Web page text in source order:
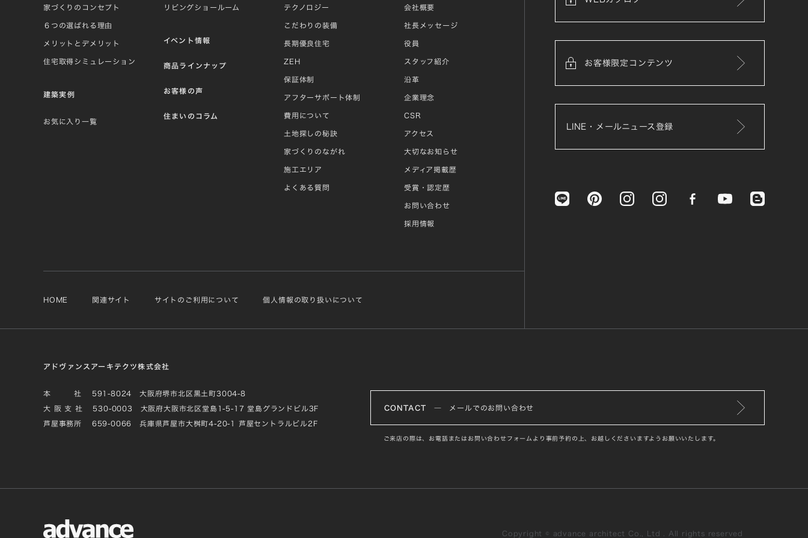
家づくりのコンセプト
６つの選ばれる理由
メリットとデメリット
住宅取得シミュレーション
建築実例
お気に入り一覧
リビングショールーム
イベント情報
商品ラインナップ
お客様の声
住まいのコラム
テクノロジー
こだわりの装備
長期優良住宅
ZEH
保証体制
アフターサポート体制
費用について
土地探しの秘訣
家づくりのながれ
施工エリア
よくある質問
会社概要
社長メッセージ
役員
スタッフ紹介
沿革
企業理念
CSR
アクセス
大切なお知らせ
メディア掲載歴
受賞・認定歴
お問い合わせ
採用情報
HOME 関連サイト サイトのご利用について 個人情報の取り扱いについて
お客様限定コンテンツ
LINE・メールニュース登録
アドヴァンスアーキテクツ株式会社
本 社 591-8024 大阪府堺市北区黒土町3004-8
大 阪 支 社 530-0003 大阪府大阪市北区堂島1-5-17 堂島グランドビル3F
芦屋事務所 659-0066 兵庫県芦屋市大桝町4-20-1 芦屋セントラルビル2F
CONTACT ― メールでのお問い合わせ
ご来店の際は、お電話またはお問い合わせフォームより事前予約の上、お越しくださいますようお願いいたします。
Copyright © advance architect Co., Ltd . All rights reserved